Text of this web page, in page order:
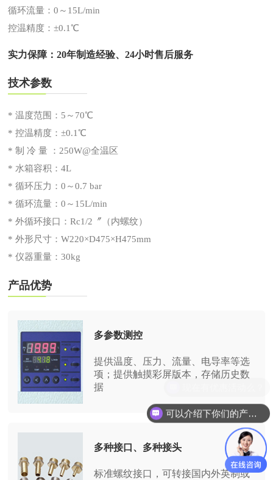
循环流量：0～15L/min
控温精度：±0.1℃
实力保障：20年制造经验、24小时售后服务
技术参数
* 温度范围：5～70℃
* 控温精度：±0.1℃
* 制 冷 量 ：250W@全温区
* 水箱容积：4L
* 循环压力：0～0.7 bar
* 循环流量：0～15L/min
* 外循环接口：Rc1/2〞（内螺纹）
* 外形尺寸：W220×D475×H475mm
* 仪器重量：30kg
产品优势
多参数测控
提供温度、压力、流量、电导率等选
项；提供触摸彩屏版本，存储历史数
据
多种接口、多种接头
标准螺纹接口，可转接国内外英制或
可以介绍下你们的产品么？